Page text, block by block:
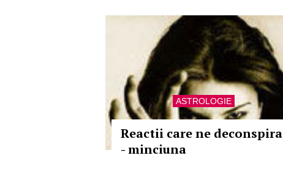
ASTROLOGIE
Reactii care ne deconspira
- minciuna